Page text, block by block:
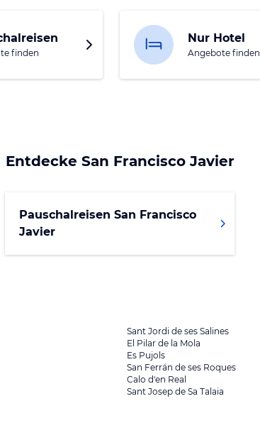
finden
Nur Hotel
Angebote finden
Entdecke San Francisco Javier
Pauschalreisen San Francisco
Javier
Sant Jordi de ses Salines
El Pilar de la Mola
Es Pujols
San Ferrán de ses Roques
Calo d'en Real
Sant Josep de Sa Talaia